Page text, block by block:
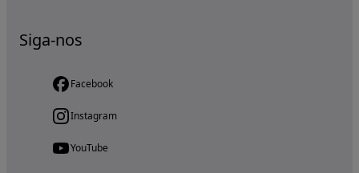
Siga-nos
Facebook
Instagram
YouTube